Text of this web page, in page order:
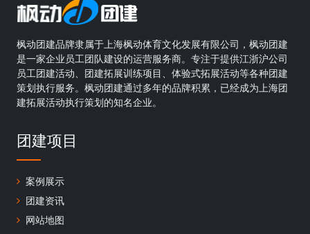
枫动团建品牌隶属于上海枫动体育文化发展有限公司，枫动团建
是一家企业员工团队建设的运营服务商。专注于提供江浙沪公司
员工团建活动、团建拓展训练项目、体验式拓展活动等各种团建
策划执行服务。枫动团建通过多年的品牌积累，已经成为上海团
建拓展活动执行策划的知名企业。
团建项目
案例展示
团建资讯
网站地图